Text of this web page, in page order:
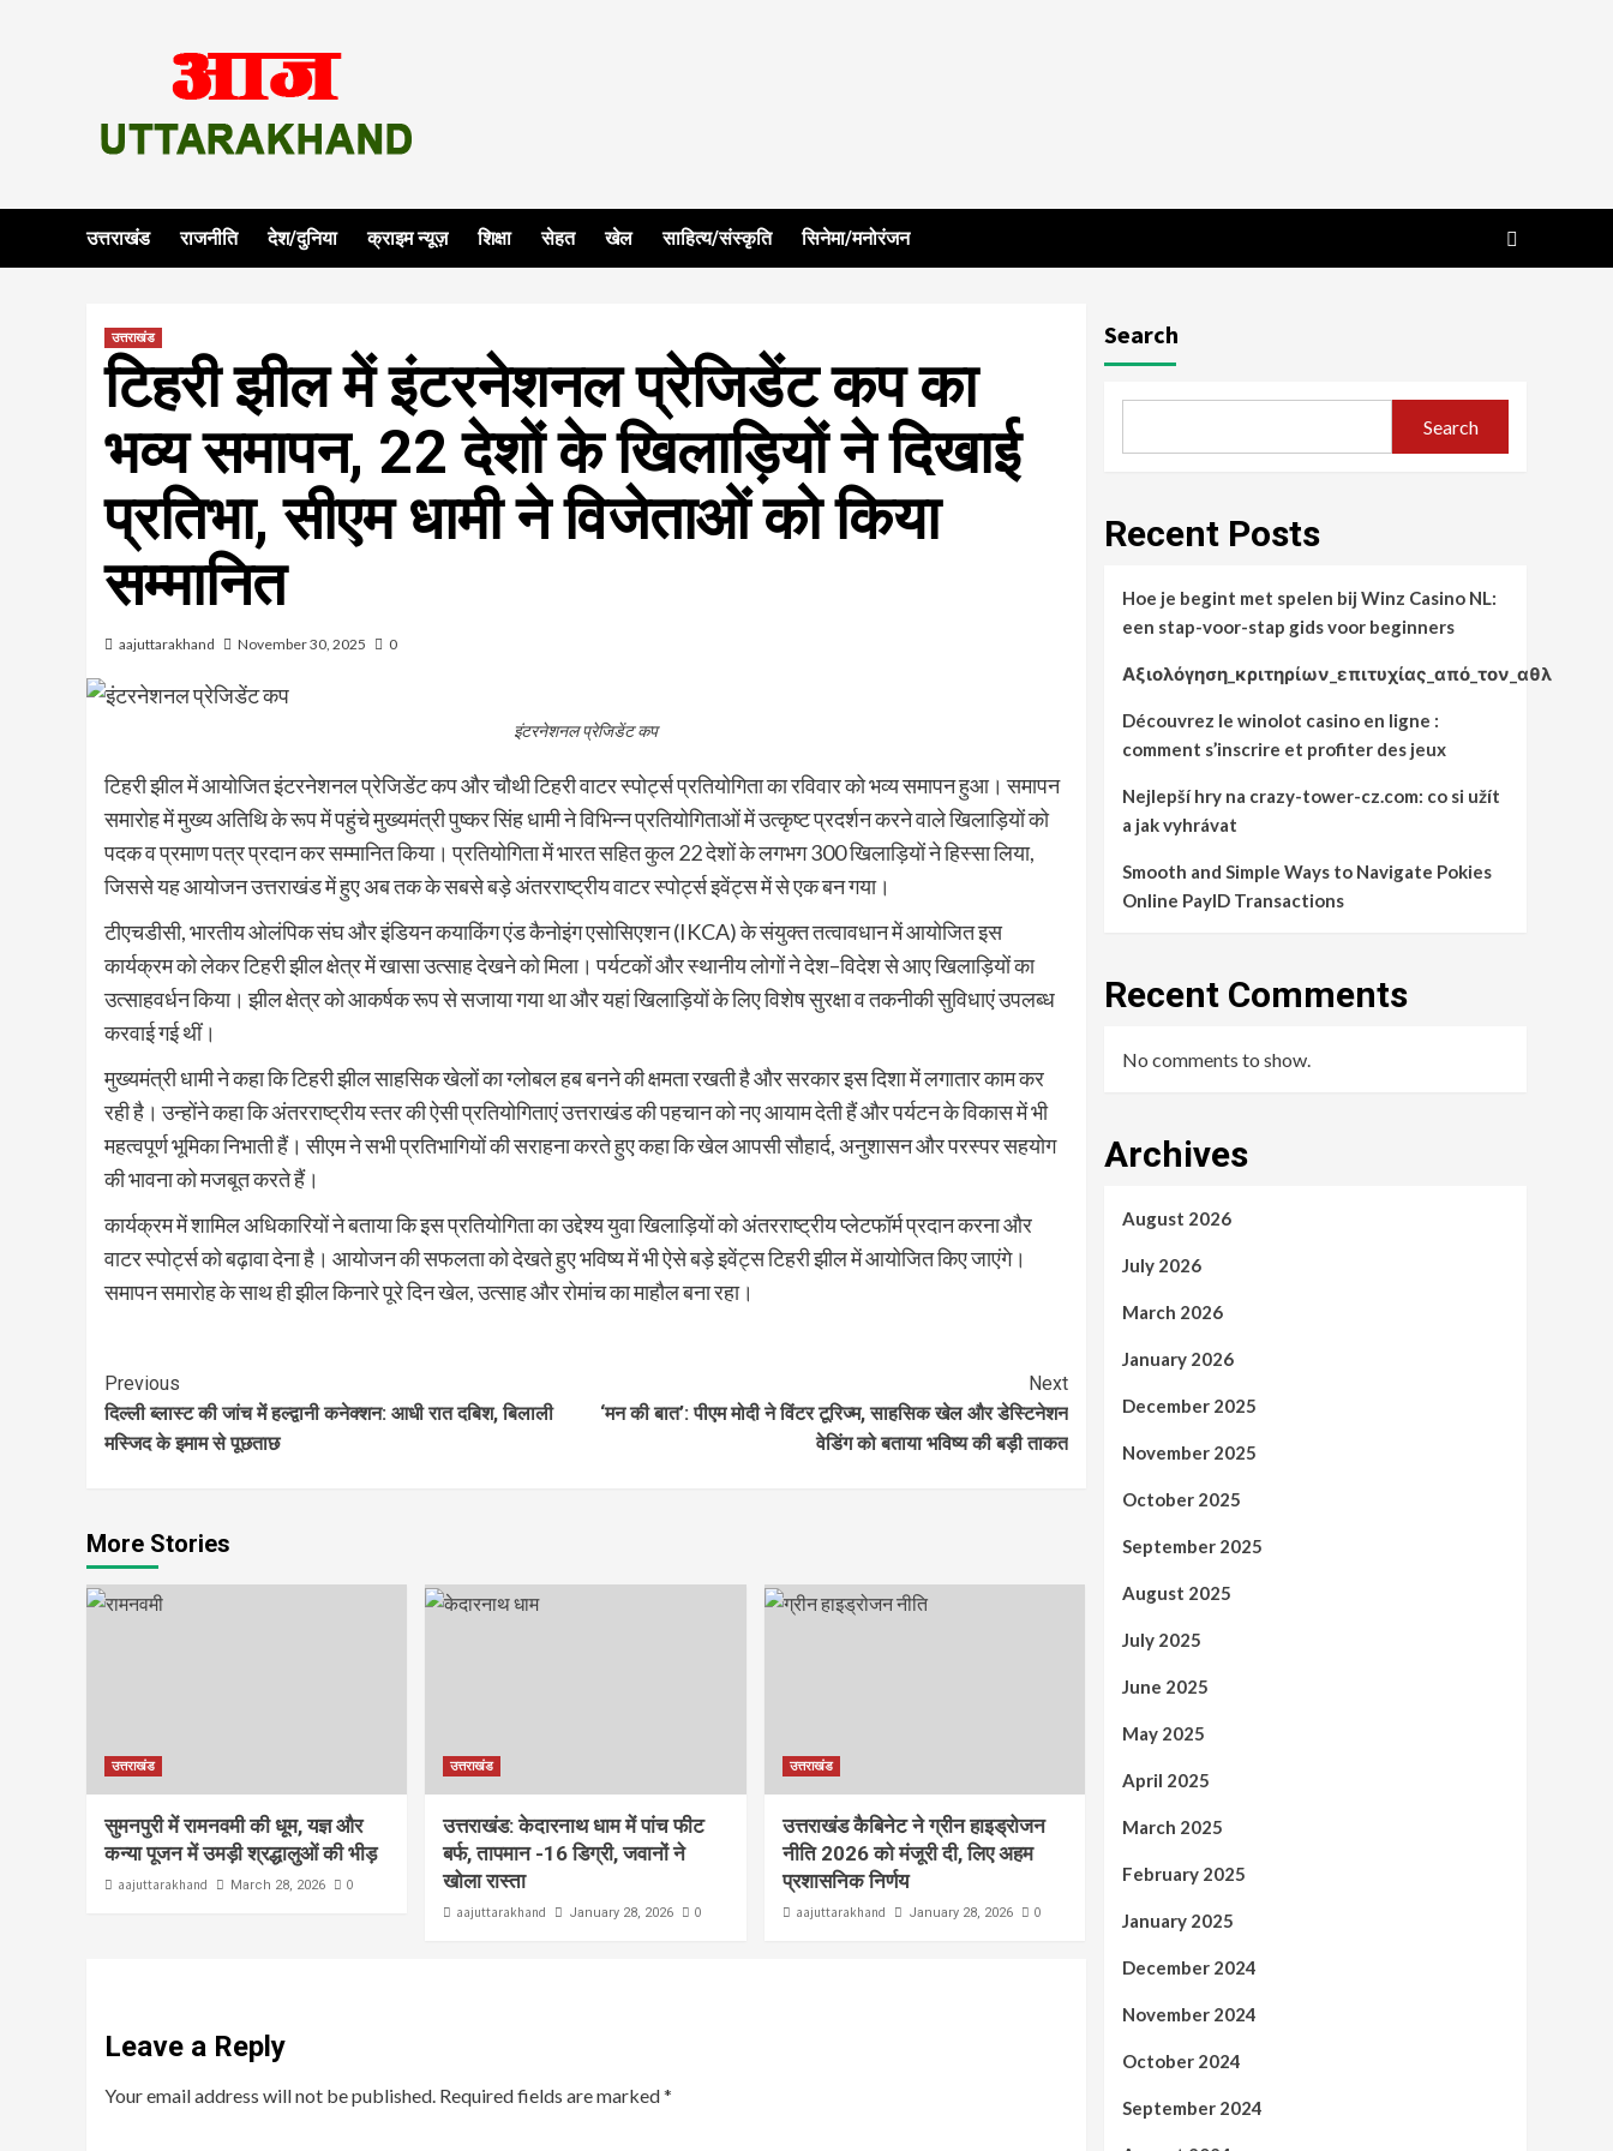
उत्तराखंड राजनीति देश/दुनिया क्राइम न्यूज़ शिक्षा सेहत खेल साहित्य/संस्कृति सिनेमा/मनोरंजन
उत्तराखंड
टिहरी झील में इंटरनेशनल प्रेजिडेंट कप का
भव्य समापन, 22 देशों के खिलाड़ियों ने दिखाई
प्रतिभा, सीएम धामी ने विजेताओं को किया
सम्मानित
aajuttarakhand November 30, 2025 0
इंटरनेशनल प्रेजिडेंट कप
टिहरी झील में आयोजित इंटरनेशनल प्रेजिडेंट कप और चौथी टिहरी वाटर स्पोर्ट्स प्रतियोगिता का रविवार को भव्य समापन हुआ। समापन
समारोह में मुख्य अतिथि के रूप में पहुंचे मुख्यमंत्री पुष्कर सिंह धामी ने विभिन्न प्रतियोगिताओं में उत्कृष्ट प्रदर्शन करने वाले खिलाड़ियों को
पदक व प्रमाण पत्र प्रदान कर सम्मानित किया। प्रतियोगिता में भारत सहित कुल 22 देशों के लगभग 300 खिलाड़ियों ने हिस्सा लिया,
जिससे यह आयोजन उत्तराखंड में हुए अब तक के सबसे बड़े अंतरराष्ट्रीय वाटर स्पोर्ट्स इवेंट्स में से एक बन गया।
टीएचडीसी, भारतीय ओलंपिक संघ और इंडियन कयाकिंग एंड कैनोइंग एसोसिएशन (IKCA) के संयुक्त तत्वावधान में आयोजित इस
कार्यक्रम को लेकर टिहरी झील क्षेत्र में खासा उत्साह देखने को मिला। पर्यटकों और स्थानीय लोगों ने देश–विदेश से आए खिलाड़ियों का
उत्साहवर्धन किया। झील क्षेत्र को आकर्षक रूप से सजाया गया था और यहां खिलाड़ियों के लिए विशेष सुरक्षा व तकनीकी सुविधाएं उपलब्ध
करवाई गई थीं।
मुख्यमंत्री धामी ने कहा कि टिहरी झील साहसिक खेलों का ग्लोबल हब बनने की क्षमता रखती है और सरकार इस दिशा में लगातार काम कर
रही है। उन्होंने कहा कि अंतरराष्ट्रीय स्तर की ऐसी प्रतियोगिताएं उत्तराखंड की पहचान को नए आयाम देती हैं और पर्यटन के विकास में भी
महत्वपूर्ण भूमिका निभाती हैं। सीएम ने सभी प्रतिभागियों की सराहना करते हुए कहा कि खेल आपसी सौहार्द, अनुशासन और परस्पर सहयोग
की भावना को मजबूत करते हैं।
कार्यक्रम में शामिल अधिकारियों ने बताया कि इस प्रतियोगिता का उद्देश्य युवा खिलाड़ियों को अंतरराष्ट्रीय प्लेटफॉर्म प्रदान करना और
वाटर स्पोर्ट्स को बढ़ावा देना है। आयोजन की सफलता को देखते हुए भविष्य में भी ऐसे बड़े इवेंट्स टिहरी झील में आयोजित किए जाएंगे।
समापन समारोह के साथ ही झील किनारे पूरे दिन खेल, उत्साह और रोमांच का माहौल बना रहा।
Continue
Reading
Previous
दिल्ली ब्लास्ट की जांच में हल्द्वानी कनेक्शन: आधी रात दबिश, बिलाली
मस्जिद के इमाम से पूछताछ
Next
‘मन की बात’: पीएम मोदी ने विंटर टूरिज्म, साहसिक खेल और डेस्टिनेशन
वेडिंग को बताया भविष्य की बड़ी ताकत
More Stories
उत्तराखंड
सुमनपुरी में रामनवमी की धूम, यज्ञ और
कन्या पूजन में उमड़ी श्रद्धालुओं की भीड़
aajuttarakhand March 28, 2026 0
उत्तराखंड
उत्तराखंड: केदारनाथ धाम में पांच फीट
बर्फ, तापमान -16 डिग्री, जवानों ने
खोला रास्ता
aajuttarakhand January 28, 2026 0
उत्तराखंड
उत्तराखंड कैबिनेट ने ग्रीन हाइड्रोजन
नीति 2026 को मंजूरी दी, लिए अहम
प्रशासनिक निर्णय
aajuttarakhand January 28, 2026 0
Leave a Reply
Your email address will not be published. Required fields are marked*
Search
Search
Recent Posts
Hoe je begint met spelen bij Winz Casino NL:
een stap-voor-stap gids voor beginners
Αξιολόγηση_κριτηρίων_επιτυχίας_από_τον_αθλ
Découvrez le winolot casino en ligne :
comment s’inscrire et profiter des jeux
Nejlepší hry na crazy-tower-cz.com: co si užít
a jak vyhrávat
Smooth and Simple Ways to Navigate Pokies
Online PayID Transactions
Recent Comments
No comments to show.
Archives
August 2026
July 2026
March 2026
January 2026
December 2025
November 2025
October 2025
September 2025
August 2025
July 2025
June 2025
May 2025
April 2025
March 2025
February 2025
January 2025
December 2024
November 2024
October 2024
September 2024